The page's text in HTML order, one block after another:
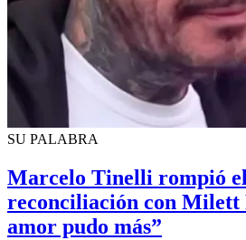
SU PALABRA
Marcelo Tinelli rompió
reconciliación con Milett
amor pudo más”